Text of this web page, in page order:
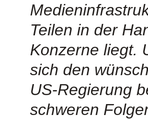
Teilen in der
Konzerne liegt.
sich den
US-Regierung
schweren